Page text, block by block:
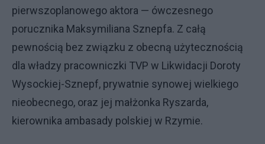
pierwszoplanowego aktora — ówczesnego
porucznika Maksymiliana Sznepfa. Z całą
pewnością bez związku z obecną użytecznością
dla władzy pracowniczki TVP w Likwidacji Doroty
Wysockiej-Sznepf, prywatnie synowej wielkiego
nieobecnego, oraz jej małżonka Ryszarda,
kierownika ambasady polskiej w Rzymie.